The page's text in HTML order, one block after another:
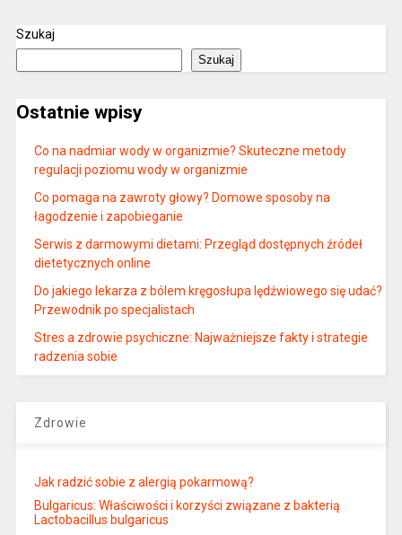
Szukaj
Szukaj
Ostatnie wpisy
Co na nadmiar wody w organizmie? Skuteczne metody
regulacji poziomu wody w organizmie
Co pomaga na zawroty głowy? Domowe sposoby na
łagodzenie i zapobieganie
Serwis z darmowymi dietami: Przegląd dostępnych źródeł
dietetycznych online
Do jakiego lekarza z bólem kręgosłupa lędźwiowego się udać?
Przewodnik po specjalistach
Stres a zdrowie psychiczne: Najważniejsze fakty i strategie
radzenia sobie
Zdrowie
Jak radzić sobie z alergią pokarmową?
Bulgaricus: Właściwości i korzyści związane z bakterią
Lactobacillus bulgaricus